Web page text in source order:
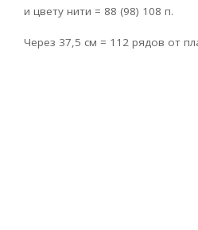
и цвету нити = 88 (98) 108 п.
Через 37,5 см = 112 рядов от